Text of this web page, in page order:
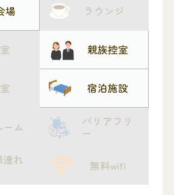
場 ラウンジ
親族控室
宿泊施設
ーム
バリアフリ
ー
連れ
無料wifi